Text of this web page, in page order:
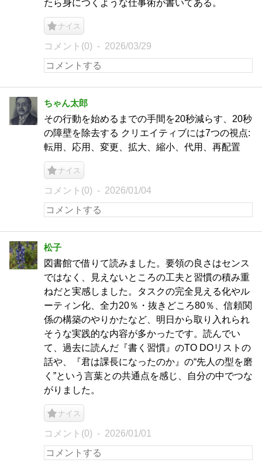
たら身につくような仕事術が書いてある。
ナイス
コメント(0) 2026/03/29
ちゃん太郎
その行動を始めるまでの手間を20秒減らす、20秒
の障壁を除去する クリエイティブには7つの視点:
転用、応用、変更、拡大、縮小、代用、再配置
ナイス
コメント(0) 2026/01/04
松子
図書館で借りて読みました。要領の良さはセンス
ではなく、見えないところの工夫と習慣の積み重
ねだと実感しました。タスクの完全見える化やル
ーティン化、全力20％・抜きどころ80％、信頼関
係の構築のやりかたなど、明日から取り入れられ
そうな実践的な内容が多かったです。読んでい
て、過去に読んだ『書く習慣』のTO DOリストの
話や、『君は課長になったのか』の“先人の型を磨
く”という言葉との共通点を感じ、自分の中でつな
がりました。
ナイス
コメント(0) 2026/01/01